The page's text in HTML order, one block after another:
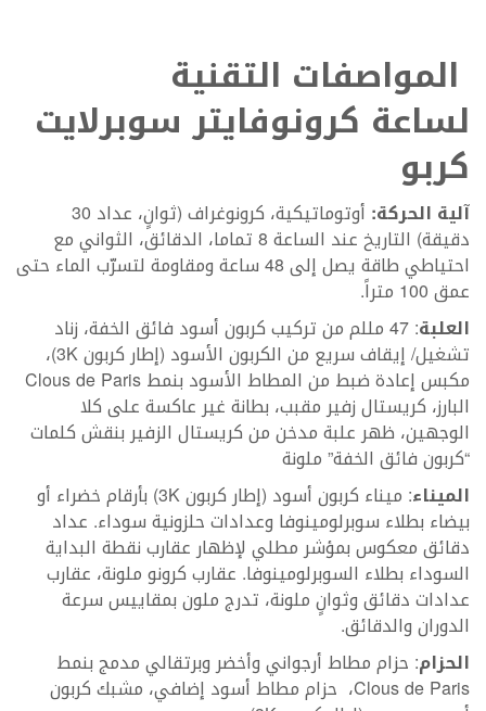
المواصفات التقنية
لساعة كرونوفايتر سوبرلايت
كربو
آلية الحركة: أوتوماتيكية، كرونوغراف (ثوانٍ، عداد 30
دقيقة) التاريخ عند الساعة 8 تماما، الدقائق، الثواني مع
احتياطي طاقة يصل إلى 48 ساعة ومقاومة لتسرّب الماء حتى
عمق 100 متراً.
العلبة
: 47 مللم من تركيب كربون أسود فائق الخفة، زناد
تشغيل/ إيقاف سريع من الكربون الأسود (إطار كربون 3K)،
مكبس إعادة ضبط من المطاط الأسود بنمط Clous de Paris
البارز، كريستال زفير مقبب، بطانة غير عاكسة على كلا
الوجهين، ظهر علبة مدخن من كريستال الزفير بنقش كلمات
“كربون فائق الخفة” ملونة
الميناء
: ميناء كربون أسود (إطار كربون 3K) بأرقام خضراء أو
بيضاء بطلاء سوبرلومينوفا وعدادات حلزونية سوداء. عداد
دقائق معكوس بمؤشر مطلي لإظهار عقارب نقطة البداية
السوداء بطلاء السوبرلومينوفا. عقارب كرونو ملونة، عقارب
عدادات دقائق وثوانٍ ملونة، تدرج ملون بمقاييس سرعة
الدوران والدقائق.
الحزام: حزام مطاط أرجواني وأخضر وبرتقالي مدمج بنمط
Clous de Paris، حزام مطاط أسود إضافي، مشبك كربون